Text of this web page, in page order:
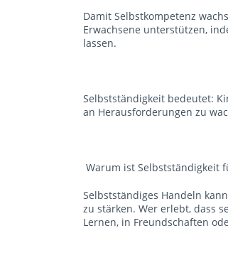
Damit Selbstkompetenz
Erwachsene unterstützen,
lassen.
Selbstständigkeit bedeutet:
an Herausforderungen zu
Warum ist Selbstständigkeit
Selbstständiges Handeln
zu stärken. Wer erlebt, dass
Lernen, in Freundschaften